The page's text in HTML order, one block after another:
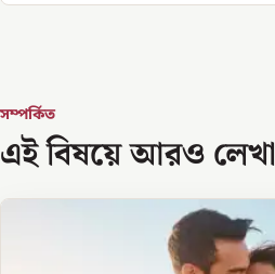
সম্পর্কিত
এই বিষয়ে আরও লেখা